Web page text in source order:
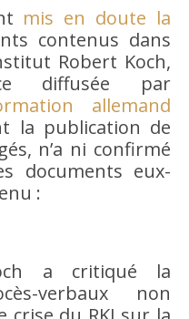
mis en doute la
contenus dans
Robert Koch,
diffusée par
allemand
la publication de
n’a ni confirmé
documents eux-
:
a critiqué la
verbaux non